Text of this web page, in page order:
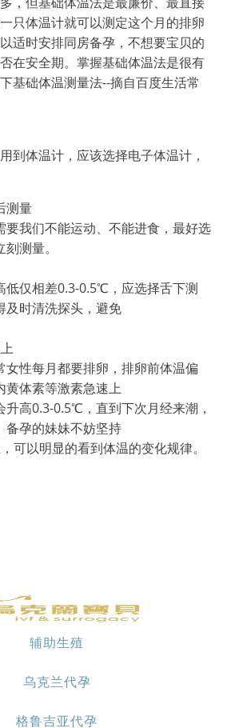
只体温计就可以测定这个月的排卵
适时安排同房备孕，不想要宝贝的
在安全期。掌握基础体温法是很有
基础体温测量法--摘自百度生活常
到体温计，应该选择电子体温计，
测量
要我们不能运动、不能进食，最好选
测量。
低仅相差0.3-0.5℃，应选择舌下测
及时清洗探头，避免
女性每月都要排卵，排卵前体温偏
黄体素等激素急速上
升高0.3-0.5℃，直到下次月经来潮，
备孕的妹妹不妨坚持
可以明显的看到体温的变化规律。
辅助生殖
乌克兰代孕
格鲁吉亚代孕